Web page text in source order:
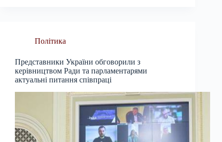
Політика
Представники України обговорили з
керівництвом Ради та парламентарями
актуальні питання співпраці